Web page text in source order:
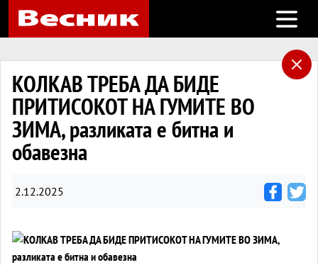
Open
КОЛКАВ ТРЕБА ДА БИДЕ
ПРИТИСОКОТ НА ГУМИТЕ ВО
ЗИМА, разликата е битна и
обавезна
2.12.2025